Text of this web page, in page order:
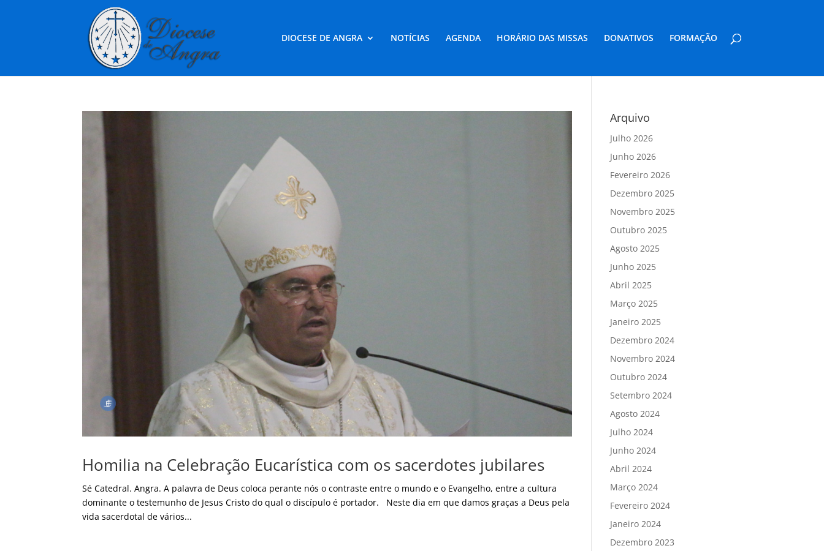
DIOCESE DE ANGRA NOTÍCIAS AGENDA HORÁRIO DAS MISSAS DONATIVOS FORMAÇÃO
Homilia na Celebração Eucarística com os sacerdotes jubilares
Sé Catedral. Angra. A palavra de Deus coloca perante nós o contraste entre o mundo e o Evangelho, entre a cultura
dominante o testemunho de Jesus Cristo do qual o discípulo é portador. Neste dia em que damos graças a Deus pela
vida sacerdotal de vários...
Arquivo
Julho 2026
Junho 2026
Fevereiro 2026
Dezembro 2025
Novembro 2025
Outubro 2025
Agosto 2025
Junho 2025
Abril 2025
Março 2025
Janeiro 2025
Dezembro 2024
Novembro 2024
Outubro 2024
Setembro 2024
Agosto 2024
Julho 2024
Junho 2024
Abril 2024
Março 2024
Fevereiro 2024
Janeiro 2024
Dezembro 2023